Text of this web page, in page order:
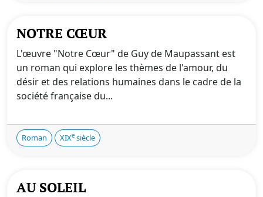
NOTRE CŒUR
L'œuvre "Notre Cœur" de Guy de Maupassant est
un roman qui explore les thèmes de l'amour, du
désir et des relations humaines dans le cadre de la
société française du...
Roman XIXe siècle
AU SOLEIL